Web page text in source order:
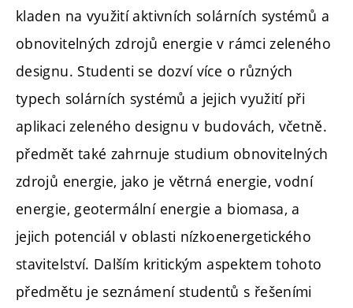
kladen na využití aktivních solárních systémů a
obnovitelných zdrojů energie v rámci zeleného
designu. Studenti se dozví více o různých
typech solárních systémů a jejich využití při
aplikaci zeleného designu v budovách, včetně.
předmět také zahrnuje studium obnovitelných
zdrojů energie, jako je větrná energie, vodní
energie, geotermální energie a biomasa, a
jejich potenciál v oblasti nízkoenergetického
stavitelství. Dalším kritickým aspektem tohoto
předmětu je seznámení studentů s řešeními